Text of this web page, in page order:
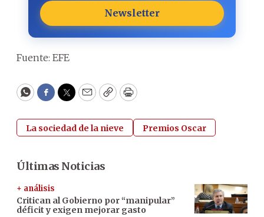
Newsletter
Fuente: EFE
WhatsApp
Facebook
Twitter
EmailCopyPrint
La sociedad de la nieve Premios Oscar
Últimas Noticias
+ análisis
Critican al Gobierno por “manipular”
déficit y exigen mejorar gasto